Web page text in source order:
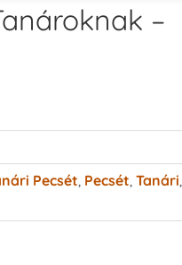
–
Pecsét Pecsét Tanári